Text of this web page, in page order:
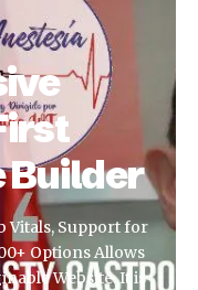
Builder
Vitals, Support for
Options Allows
Website. It is